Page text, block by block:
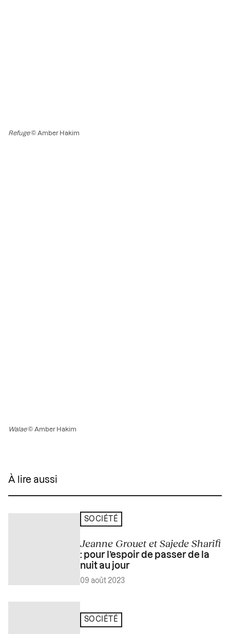
Refuge© Amber Hakim
Walae© Amber Hakim
À lire aussi
SOCIÉTÉ
Jeanne Grouet et Sajede Sharifi
: pour l’espoir de passer de la
nuit au jour
09 août 2023
SOCIÉTÉ